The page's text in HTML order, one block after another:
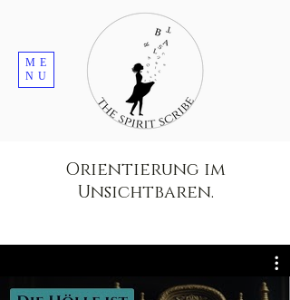
ME
NU
Orientierung im
Unsichtbaren.